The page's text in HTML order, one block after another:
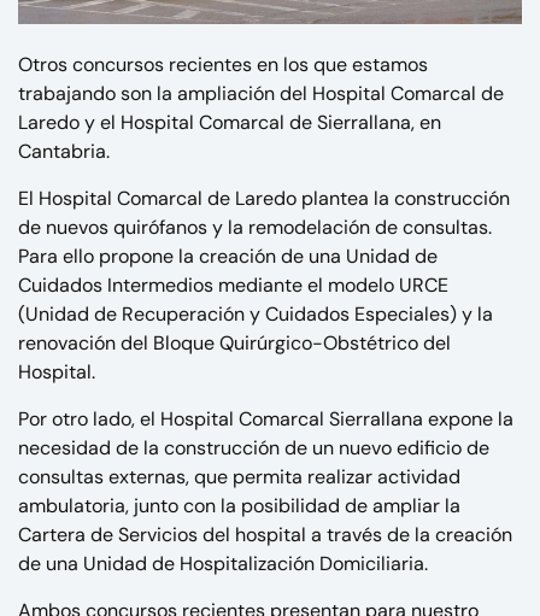
Otros concursos recientes en los que estamos
trabajando son la ampliación del Hospital Comarcal de
Laredo y el Hospital Comarcal de Sierrallana, en
Cantabria.
El Hospital Comarcal de Laredo plantea la construcción
de nuevos quirófanos y la remodelación de consultas.
Para ello propone la creación de una Unidad de
Cuidados Intermedios mediante el modelo URCE
(Unidad de Recuperación y Cuidados Especiales) y la
renovación del Bloque Quirúrgico-Obstétrico del
Hospital.
Por otro lado, el Hospital Comarcal Sierrallana expone la
necesidad de la construcción de un nuevo edificio de
consultas externas, que permita realizar actividad
ambulatoria, junto con la posibilidad de ampliar la
Cartera de Servicios del hospital a través de la creación
de una Unidad de Hospitalización Domiciliaria.
Ambos concursos recientes presentan para nuestro